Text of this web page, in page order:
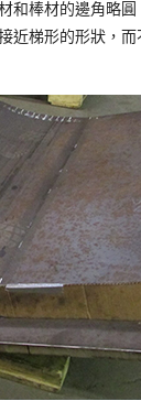
和棒材的邊角略圓
梯形的形狀，而